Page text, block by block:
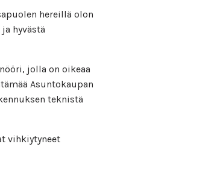
hereillä olon
hyvästä
jolla on oikeaa
Asuntokaupan
teknistä
vihkiytyneet